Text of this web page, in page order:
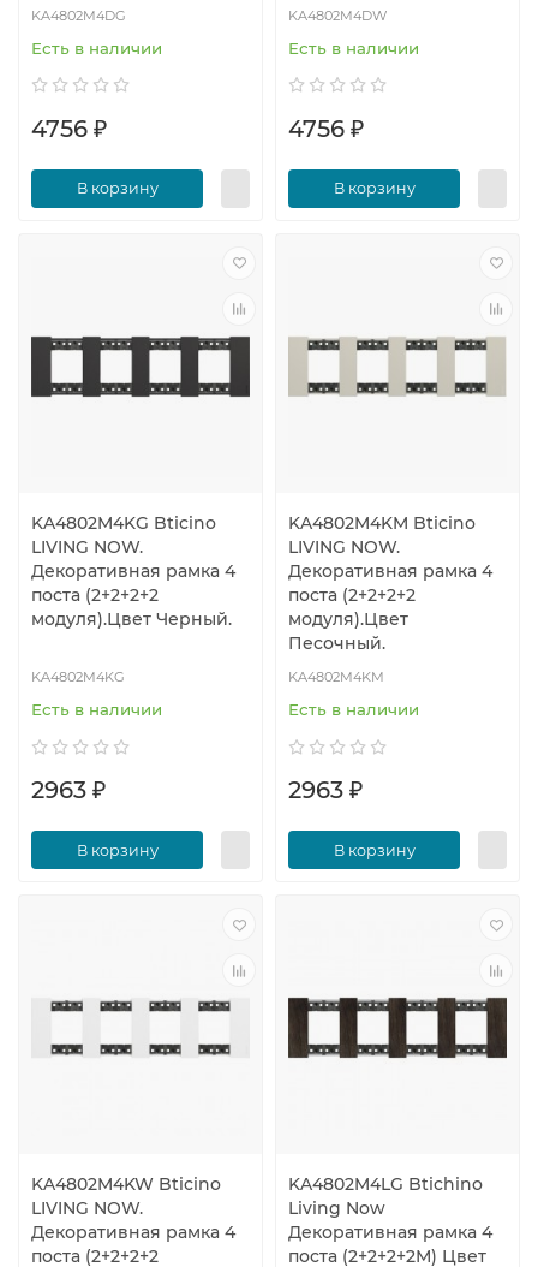
KA4802M4DG
Есть в наличии
4756 ₽
В корзину
KA4802M4DW
Есть в наличии
4756 ₽
В корзину
KA4802M4KG Bticino
LIVING NOW.
Декоративная рамка 4
поста (2+2+2+2
модуля).Цвет Черный.
KA4802M4KG
Есть в наличии
2963 ₽
В корзину
KA4802M4KM Bticino
LIVING NOW.
Декоративная рамка 4
поста (2+2+2+2
модуля).Цвет
Песочный.
KA4802M4KM
Есть в наличии
2963 ₽
В корзину
KA4802M4KW Bticino
LIVING NOW.
Декоративная рамка 4
поста (2+2+2+2
KA4802M4LG Btichino
Living Now
Декоративная рамка 4
поста (2+2+2+2М) Цвет